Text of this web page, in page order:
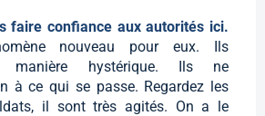
faire confiance aux autorités ici.
nouveau pour eux. Ils
manière hystérique. Ils ne
à ce qui se passe. Regardez les
il sont très agités. On a le